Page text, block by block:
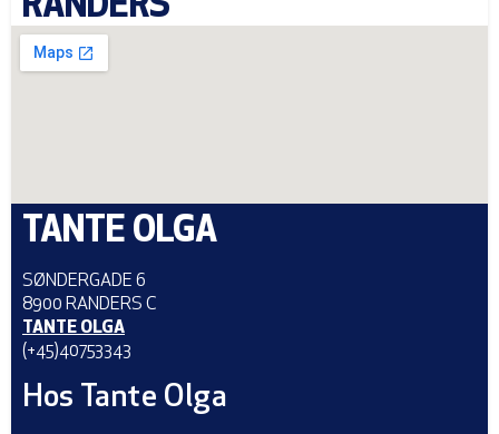
TANTE OLGA
SØNDERGADE 6
8900 RANDERS C
TANTE OLGA
(+45)40753343
Hos Tante Olga
RANDERS